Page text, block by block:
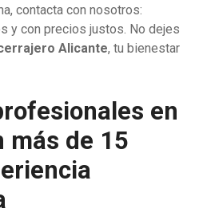
contacta con nosotros:
y con precios justos. No dejes
Alicante, tu bienestar
en
más de 15